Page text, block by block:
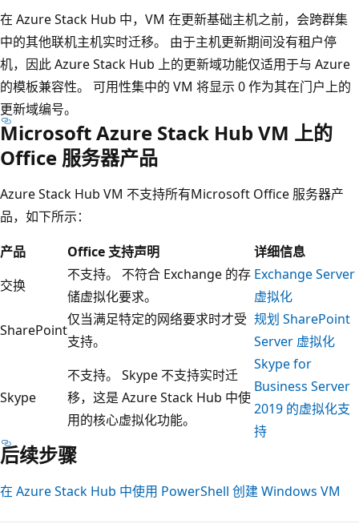
在 Azure Stack Hub 中，VM 在更新基础主机之前，会跨群集
中的其他联机主机实时迁移。 由于主机更新期间没有租户停
机，因此 Azure Stack Hub 上的更新域功能仅适用于与 Azure
的模板兼容性。 可用性集中的 VM 将显示 0 作为其在门户上的
更新域编号。
Microsoft Azure Stack Hub VM 上的
Office 服务器产品
Azure Stack Hub VM 不支持所有Microsoft Office 服务器产
品，如下所示：
产品
Office 支持声明
详细信息
交换
不支持。 不符合 Exchange 的存
储虚拟化要求。
Exchange Server
虚拟化
SharePoint
仅当满足特定的网络要求时才受
支持。
规划 SharePoint
Server 虚拟化
Skype
不支持。 Skype 不支持实时迁
移，这是 Azure Stack Hub 中使
用的核心虚拟化功能。
Skype for
Business Server
2019 的虚拟化支
持
后续步骤
在 Azure Stack Hub 中使用 PowerShell 创建 Windows VM